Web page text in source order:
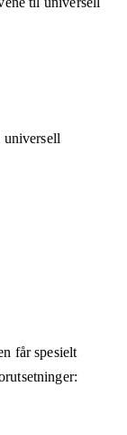
får spesielt